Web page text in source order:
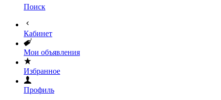
Поиск
Кабинет
Мои объявления
Избранное
Профиль